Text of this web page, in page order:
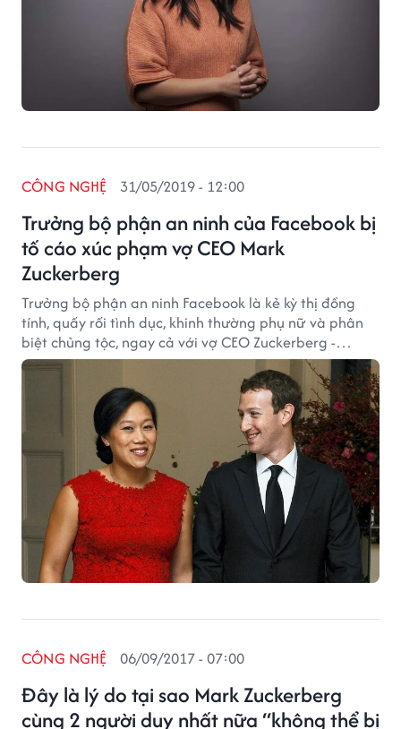
Trưởng bộ phận an ninh của Facebook bị
tố cáo xúc phạm vợ CEO Mark
Zuckerberg
CÔNG NGHỆ 31/05/2019 - 12:00
Trưởng bộ phận an ninh Facebook là kẻ kỳ thị đồng
tính, quấy rối tình dục, khinh thường phụ nữ và phân
biệt chủng tộc, ngay cả với vợ CEO Zuckerberg -
Priscilla Chan.
Đây là lý do tại sao Mark Zuckerberg
cùng 2 người duy nhất nữa “không thể bị
CÔNG NGHỆ 06/09/2017 - 07:00